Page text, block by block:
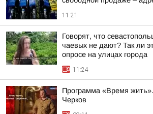
11:21
Говорят, что
чаевых не дают? Так ли
опросе на улицах города
11:24
Программа «Время
Черков